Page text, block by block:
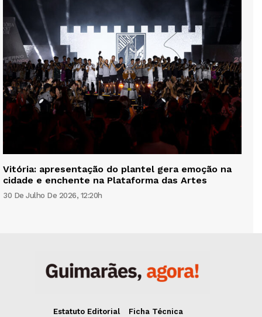
Vitória: apresentação do plantel gera emoção na
cidade e enchente na Plataforma das Artes
30 De Julho De 2026, 12:20h
Estatuto Editorial
Ficha Técnica